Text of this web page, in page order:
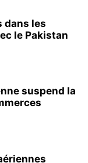
dans les
le Pakistan
suspend la